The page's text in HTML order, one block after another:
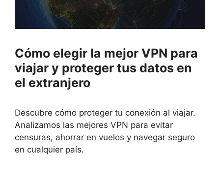
Cómo elegir la mejor VPN para
viajar y proteger tus datos en
el extranjero
Descubre cómo proteger tu conexión al viajar.
Analizamos las mejores VPN para evitar
censuras, ahorrar en vuelos y navegar seguro
en cualquier país.